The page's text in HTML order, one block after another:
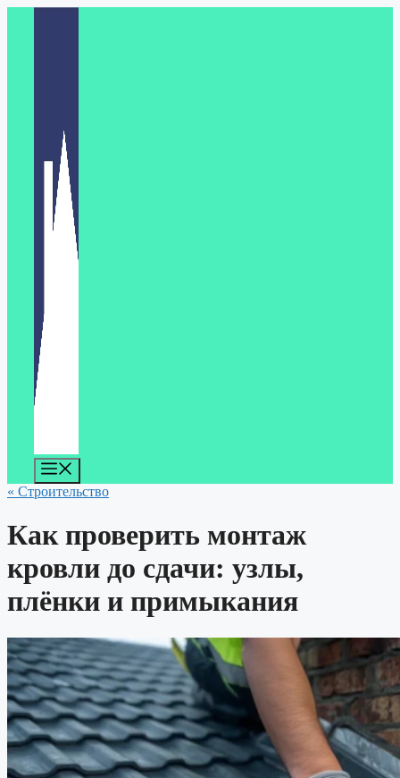
« Строительство
Как проверить монтаж
кровли до сдачи: узлы,
плёнки и примыкания